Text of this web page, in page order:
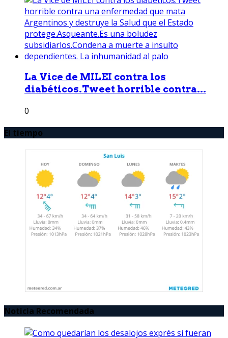
La Vice de MILEI contra los
diabéticos.Tweet horrible contra...
0
El tiempo
Noticia Recomendada